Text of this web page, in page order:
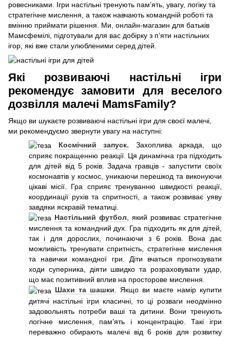
ровесниками. Ігри настільні тренують пам’ять, увагу, логіку та
стратегічне мислення, а також навчають командній роботі та
вмінню приймати рішення. Ми, онлайн-магазин для батьків
Мамсфемілі, підготували для вас добірку з п’яти настільних
ігор, які вже стали улюбленими серед дітей.
Які розвиваючі настільні ігри
рекомендує замовити для веселого
дозвілля малечі MamsFamily?
Якщо ви шукаєте розвиваючі настільні ігри для своєї малечі,
ми рекомендуємо звернути увагу на наступні:
Космічний запуск. Захоплива аркада, що
сприяє покращенню реакції. Ця динамічна гра підходить
для дітей від 5 років. Задача гравців - запустити своїх
космонавтів у космос, уникаючи перешкод та виконуючи
цікаві місії. Гра сприяє тренуванню швидкості реакції,
координації рухів та спритності, а також розвиває уяву
завдяки яскравій тематиці.
Настільний футбол , який розвиває стратегічне
мислення та командний дух. Гра підходить як для дітей,
так і для дорослих, починаючи з 6 років. Вона дає
можливість тренувати спритність, стратегічне мислення
та навички командної гри. Діти вчаться прогнозувати
ходи суперника, діяти швидко та розраховувати удар,
що має позитивний вплив на просторове мислення.
Шахи та шашки. Якщо ви маєте намір купити
дитячі настільні ігри класичні, то ці розваги неодмінно
задовольнять потреби ваші та дитини. Вони тренують
логічне мислення, пам’ять і концентрацію. Такі ігри
переважно обирають малечі від 6 років для розвитку